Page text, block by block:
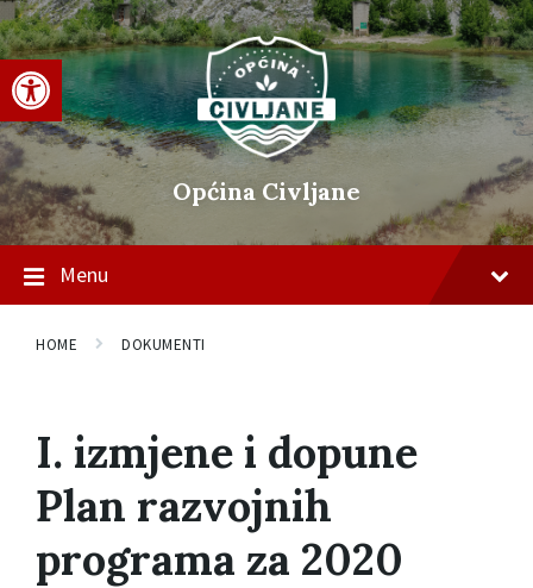
Open toolbar
Skip
to
content
Skip
to
main
navigation
Skip
to
footer
Općina Civljane
Menu
HOME DOKUMENTI
I. izmjene i dopune
Plan razvojnih
programa za 2020